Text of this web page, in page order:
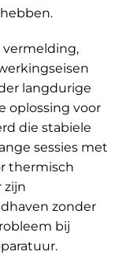
vermelding,
langdurige
oplossing voor
die stabiele
sessies met
thermisch
zijn
zonder
bij